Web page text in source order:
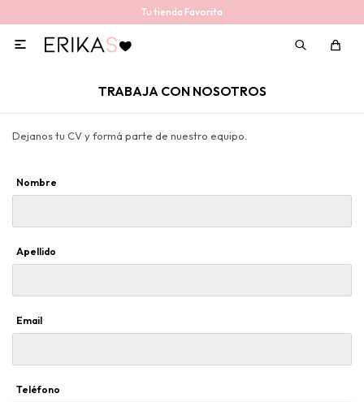
Tu tienda Favorita

TRABAJA CON NOSOTROS
Dejanos tu CV y formá parte de nuestro equipo.
Nombre
Apellido
Email
Teléfono